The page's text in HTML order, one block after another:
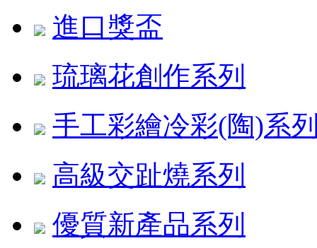
進口獎盃
琉璃花創作系列
手工彩繪冷彩(陶)系
高級交趾燒系列
優質新產品系列